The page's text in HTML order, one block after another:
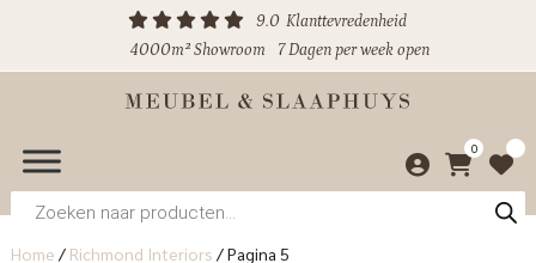
9.0 Klanttevredenheid
4000m² Showroom
7 Dagen per week open
0
Producten
zoeken
Home / Richmond Interiors /Pagina 5